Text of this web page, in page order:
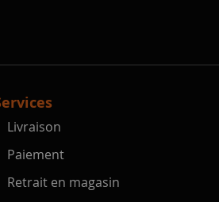
Livraison
Paiement
Retrait en magasin